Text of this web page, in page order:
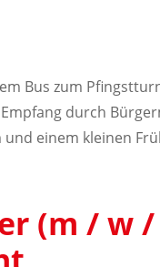
Bus zum
durch
einem kleinen
(m / w